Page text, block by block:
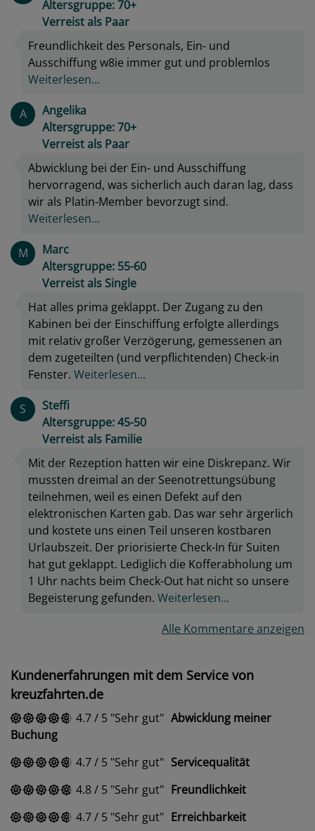
Altersgruppe: 70+
Verreist als Paar
Freundlichkeit des Personals, Ein- und
Ausschiffung w8ie immer gut und problemlos
Weiterlesen...
A
Angelika
Altersgruppe: 70+
Verreist als Paar
Abwicklung bei der Ein- und Ausschiffung
hervorragend, was sicherlich auch daran lag, dass
wir als Platin-Member bevorzugt sind.
Weiterlesen...
M
Marc
Altersgruppe: 55-60
Verreist als Single
Hat alles prima geklappt. Der Zugang zu den
Kabinen bei der Einschiffung erfolgte allerdings
mit relativ großer Verzögerung, gemessenen an
dem zugeteilten (und verpflichtenden) Check-in
Fenster. Weiterlesen...
S
Steffi
Altersgruppe: 45-50
Verreist als Familie
Mit der Rezeption hatten wir eine Diskrepanz. Wir
mussten dreimal an der Seenotrettungsübung
teilnehmen, weil es einen Defekt auf den
elektronischen Karten gab. Das war sehr ärgerlich
und kostete uns einen Teil unseren kostbaren
Urlaubszeit. Der priorisierte Check-In für Suiten
hat gut geklappt. Lediglich die Kofferabholung um
1 Uhr nachts beim Check-Out hat nicht so unsere
Begeisterung gefunden. Weiterlesen...
Alle Kommentare anzeigen
Kundenerfahrungen mit dem Service von
kreuzfahrten.de
4.7/ 5 Sehr gut
Abwicklung meiner
Buchung
4.7/ 5 Sehr gut
Servicequalität
4.8/ 5 Sehr gut
Freundlichkeit
4.7/ 5 Sehr gut
Erreichbarkeit